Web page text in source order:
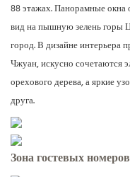
88 этажах. Панорамные
вид на пышную зелень горы
город. В дизайне интерьера
Чжуан, искусно сочетаются
орехового дерева, а яркие
друга.
Зона гостевых номеров